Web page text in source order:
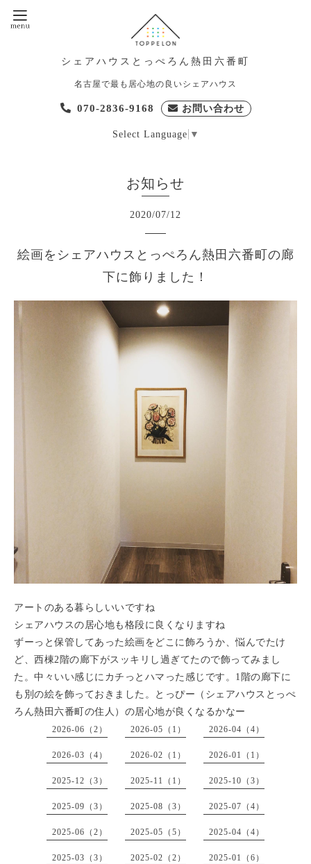
シェアハウスとっぺろん熱田六番町
名古屋で最も居心地の良いシェアハウス
070-2836-9168 お問い合わせ
Select Language ▼
お知らせ
2020/07/12
絵画をシェアハウスとっぺろん熱田六番町の廊
下に飾りました！
アートのある暮らしいいですね
シェアハウスの居心地も格段に良くなりますね
ずーっと保管してあった絵画をどこに飾ろうか、悩んでたけ
ど、西棟2階の廊下がスッキリし過ぎてたので飾ってみまし
た。中々いい感じにカチっとハマった感じです。1階の廊下に
も別の絵を飾っておきました。とっぴー（シェアハウスとっぺ
ろん熱田六番町の住人）の居心地が良くなるかなー
2026-06（2） 2026-05（1） 2026-04（4）
2026-03（4） 2026-02（1） 2026-01（1）
2025-12（3） 2025-11（1） 2025-10（3）
2025-09（3） 2025-08（3） 2025-07（4）
2025-06（2） 2025-05（5） 2025-04（4）
2025-03（3） 2025-02（2） 2025-01（6）